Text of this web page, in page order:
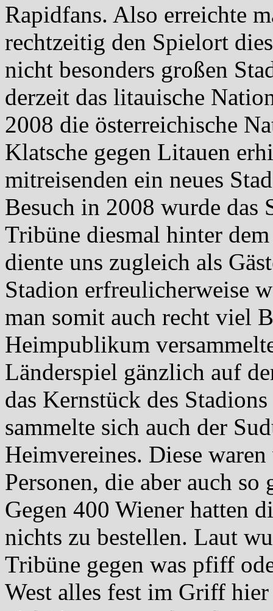
Rapidfans. Also erreichte
rechtzeitig den Spielort
nicht besonders großen
derzeit das litauische
2008 die österreichische
Klatsche gegen Litauen
mitreisenden ein neues
Besuch in 2008 wurde das
Tribüne diesmal hinter
diente uns zugleich als
Stadion erfreulicherweise
man somit auch recht viel
Heimpublikum
Länderspiel gänzlich auf
das Kernstück des
sammelte sich auch der
Heimvereines. Diese
Personen, die aber auch
Gegen 400 Wiener hatten
nichts zu bestellen. Laut
Tribüne gegen was pfiff
West alles fest im Griff